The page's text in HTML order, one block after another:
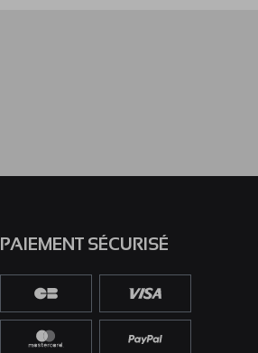
PAIEMENT SÉCURISÉ